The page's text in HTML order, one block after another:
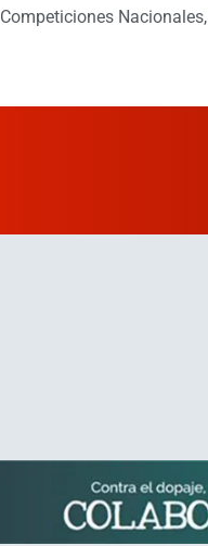
Competiciones Nacionales,